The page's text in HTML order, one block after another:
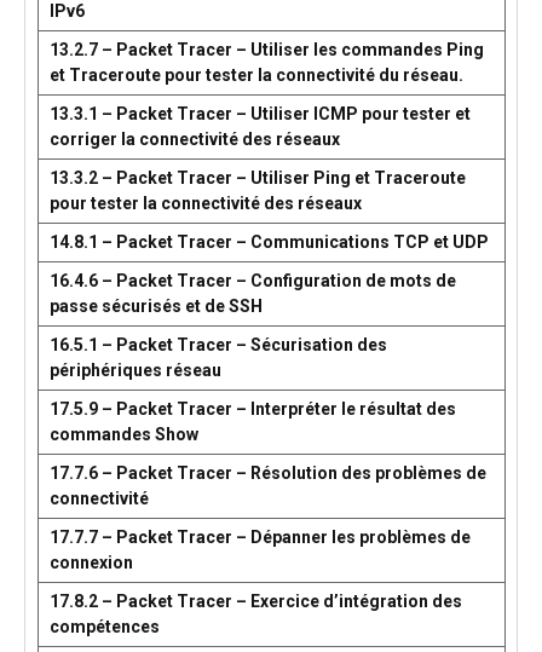
IPv6
13.2.7 – Packet Tracer – Utiliser les commandes Ping
et Traceroute pour tester la connectivité du réseau.
13.3.1 – Packet Tracer – Utiliser ICMP pour tester et
corriger la connectivité des réseaux
13.3.2 – Packet Tracer – Utiliser Ping et Traceroute
pour tester la connectivité des réseaux
14.8.1 – Packet Tracer – Communications TCP et UDP
16.4.6 – Packet Tracer – Configuration de mots de
passe sécurisés et de SSH
16.5.1 – Packet Tracer – Sécurisation des
périphériques réseau
17.5.9 – Packet Tracer – Interpréter le résultat des
commandes Show
17.7.6 – Packet Tracer – Résolution des problèmes de
connectivité
17.7.7 – Packet Tracer – Dépanner les problèmes de
connexion
17.8.2 – Packet Tracer – Exercice d’intégration des
compétences